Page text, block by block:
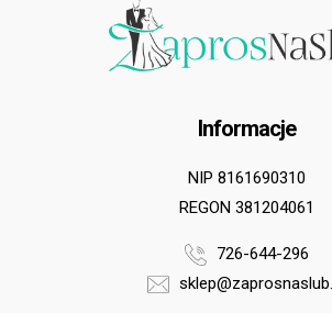
Informacje
NIP 8161690310
REGON 381204061
726-644-296